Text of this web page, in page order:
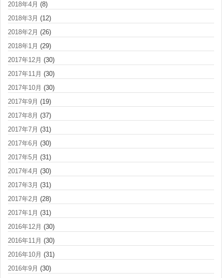
2018年4月 (8)
2018年3月 (12)
2018年2月 (26)
2018年1月 (29)
2017年12月 (30)
2017年11月 (30)
2017年10月 (30)
2017年9月 (19)
2017年8月 (37)
2017年7月 (31)
2017年6月 (30)
2017年5月 (31)
2017年4月 (30)
2017年3月 (31)
2017年2月 (28)
2017年1月 (31)
2016年12月 (30)
2016年11月 (30)
2016年10月 (31)
2016年9月 (30)